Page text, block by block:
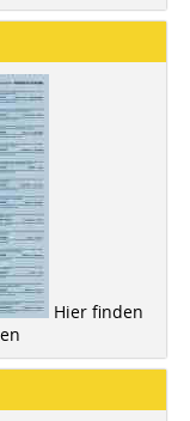
Hier finden